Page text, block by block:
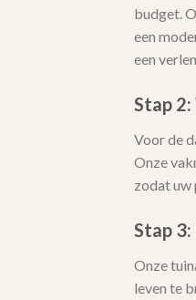
budget.
een
een
Stap
Voor de
Onze
zodat uw
Stap 3:
Onze
leven te